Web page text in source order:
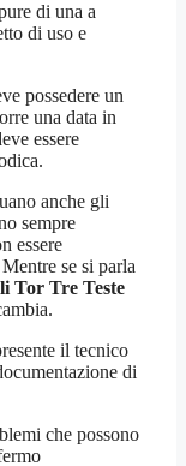
di una a
di uso e
possedere un
una data in
essere
anche gli
sempre
essere
se si parla
Tor Tre Teste
il tecnico
di
che possono